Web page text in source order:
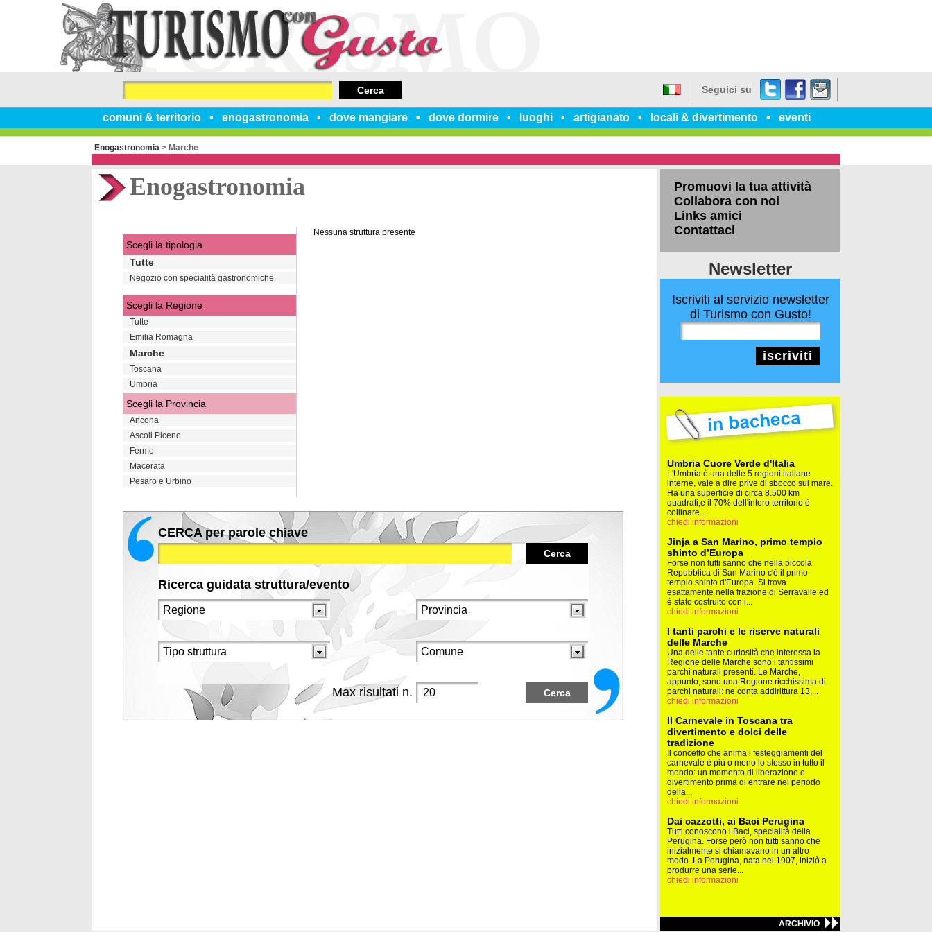
comuni & territorio enogastronomia dove mangiare dove dormire luoghi artigianato locali & divertimento eventi
Seguici su TwitterFacebook
un
Cerca
Enogastronomia > Marche
Enogastronomia
Nessuna struttura presente
Scegli la tipologia
Tutte
Negozio con specialità gastronomiche
Scegli la Regione
Tutte
Emilia Romagna
Marche
Toscana
Umbria
Scegli la Provincia
Ancona
Ascoli Piceno
Fermo
Macerata
Pesaro e Urbino
CERCA per parole chiave
Cerca
Ricerca guidata struttura/evento
Max risultati n. Cerca
Promuovi la tua attività
Collabora con noi
Links amici
Contattaci
Newsletter
Iscriviti al servizio newsletter
di Turismo con Gusto!
iscriviti
Umbria Cuore Verde d'Italia
L'Umbria è una delle 5 regioni italiane
interne, vale a dire prive di sbocco sul mare.
Ha una superficie di circa 8.500 km
quadrati,e il 70% dell'intero territorio è
collinare....
chiedi informazioni
Jinja a San Marino, primo tempio
shinto d’Europa
Forse non tutti sanno che nella piccola
Repubblica di San Marino c'è il primo
tempio shinto d'Europa. Si trova
esattamente nella frazione di Serravalle ed
è stato costruito con i...
chiedi informazioni
I tanti parchi e le riserve naturali
delle Marche
Una delle tante curiosità che interessa la
Regione delle Marche sono i tantissimi
parchi naturali presenti. Le Marche,
appunto, sono una Regione ricchissima di
parchi naturali: ne conta addirittura 13,...
chiedi informazioni
Il Carnevale in Toscana tra
divertimento e dolci delle
tradizione
Il concetto che anima i festeggiamenti del
carnevale è più o meno lo stesso in tutto il
mondo: un momento di liberazione e
divertimento prima di entrare nel periodo
della...
chiedi informazioni
Dai cazzotti, ai Baci Perugina
Tutti conoscono i Baci, specialità della
Perugina. Forse però non tutti sanno che
inizialmente si chiamavano in un altro
modo. La Perugina, nata nel 1907, iniziò a
produrre una serie...
chiedi informazioni
ARCHIVIO